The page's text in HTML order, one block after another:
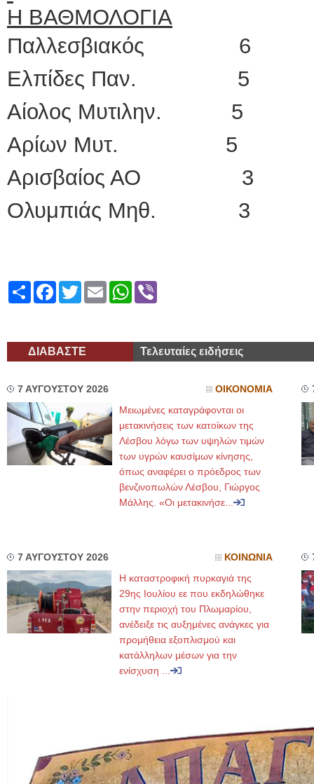
Η ΒΑΘΜΟΛΟΓΙΑ
Παλλεσβιακός 6
Ελπίδες Παν. 5
Αίολος Μυτιλην.
Αρίων Μυτ.
Αρισβαίος ΑΟ 3
Ολυμπιάς Μηθ. 3
ShareFacebook
TwitterEmailWhatsApp
ΔΙΑΒΑΣΤΕ Τελευταίες ειδήσεις
7 ΑΥΓΟΥΣΤΟΥ 2026 ΟΙΚΟΝΟΜΙΑ
Μειωμένες καταγράφονται οι
μετακινήσεις των κατοίκων της
Λέσβου λόγω των υψηλών τιμών
των υγρών καυσίμων κίνησης,
όπως αναφέρει ο πρόεδρος των
βενζινοπωλών Λέσβου, Γιώργος
Μάλλης. «Οι μετακινήσε...
7 ΑΥΓΟΥΣΤΟΥ 2026 ΚΟΙΝΩΝΙΑ
Η καταστροφική πυρκαγιά της
29ης Ιουλίου εε που εκδηλώθηκε
στην περιοχή του Πλωμαρίου,
ανέδειξε τις αυξημένες ανάγκες για
προμήθεια εξοπλισμού και
κατάλληλων μέσων για την
ενίσχυση ...